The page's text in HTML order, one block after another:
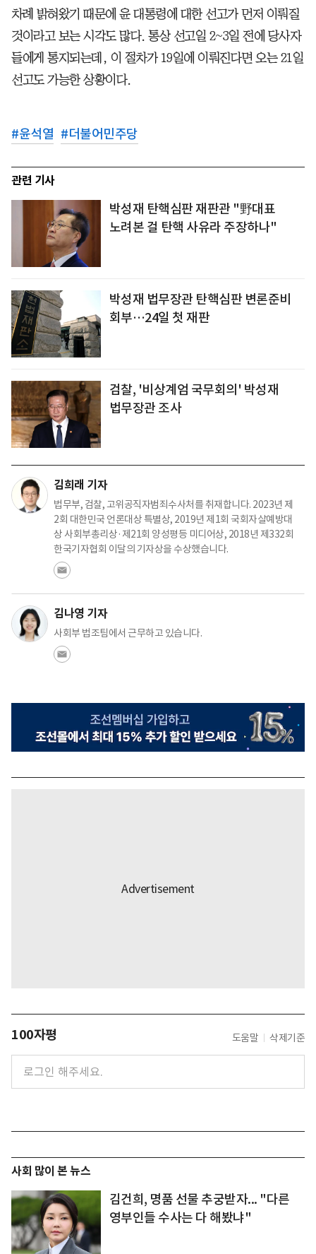
차례 밝혀왔기 때문에 윤 대통령에 대한 선고가 먼저 이뤄질
것이라고 보는 시각도 많다. 통상 선고일 2~3일 전에 당사자
들에게 통지되는데, 이 절차가 19일에 이뤄진다면 오는 21일
선고도 가능한 상황이다.
#윤석열 #더불어민주당
관련 기사
박성재 탄핵심판 재판관 "野대표
노려본 걸 탄핵 사유라 주장하나"
박성재 법무장관 탄핵심판 변론준비
회부…24일 첫 재판
검찰, '비상계엄 국무회의' 박성재
법무장관 조사
김희래 기자
법무부, 검찰, 고위공직자범죄수사처를 취재합니다. 2023년 제
2회 대한민국 언론대상 특별상, 2019년 제1회 국회자살예방대
상 사회부총리상·제21회 양성평등 미디어상, 2018년 제332회
한국기자협회 이달의 기자상을 수상했습니다.
김나영 기자
사회부 법조팀에서 근무하고 있습니다.
100자평 도움말 삭제기준
사회 많이 본 뉴스
김건희, 명품 선물 추궁받자... "다른
영부인들 수사는 다 해봤냐"